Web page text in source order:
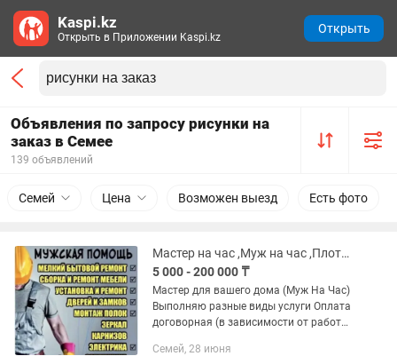
Объявления по запросу рисунки на
заказ в Семее
139 объявлений
Семей Цена Возможен выезд Есть фото
Мастер на час ,Муж на час ,Плотник ,электрик итд
5 000 - 200 000 ₸
Мастер для вашего дома (Муж На Час)
Выполняю разные виды услуги Оплата
договорная (в зависимости от работы)
-телевизор -тумбочки -полочки
Семей, 28 июня
Kaspi.kz
Открыть в Приложении Kaspi.kz
Открыть